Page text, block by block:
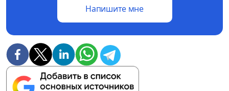
Напишите мне